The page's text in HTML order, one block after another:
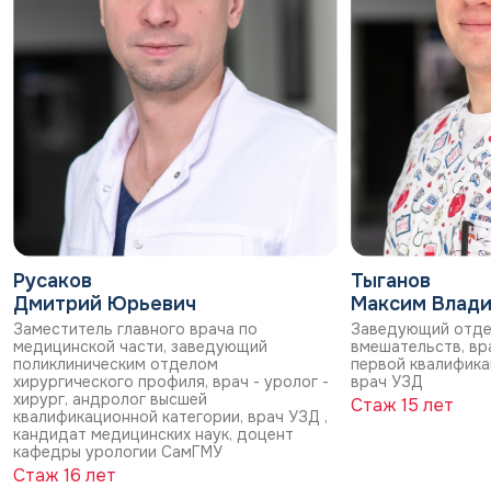
Русаков
Дмитрий Юрьевич
Заместитель главного врача по
медицинской части, заведующий
поликлиническим отделом
хирургического профиля, врач - уролог -
хирург, андролог высшей
квалификационной категории, врач УЗД ,
кандидат медицинских наук, доцент
кафедры урологии СамГМУ
Стаж 16 лет
Тыганов
Максим
Заведующий
вмешательств,
первой
врач УЗД
Стаж 15 лет